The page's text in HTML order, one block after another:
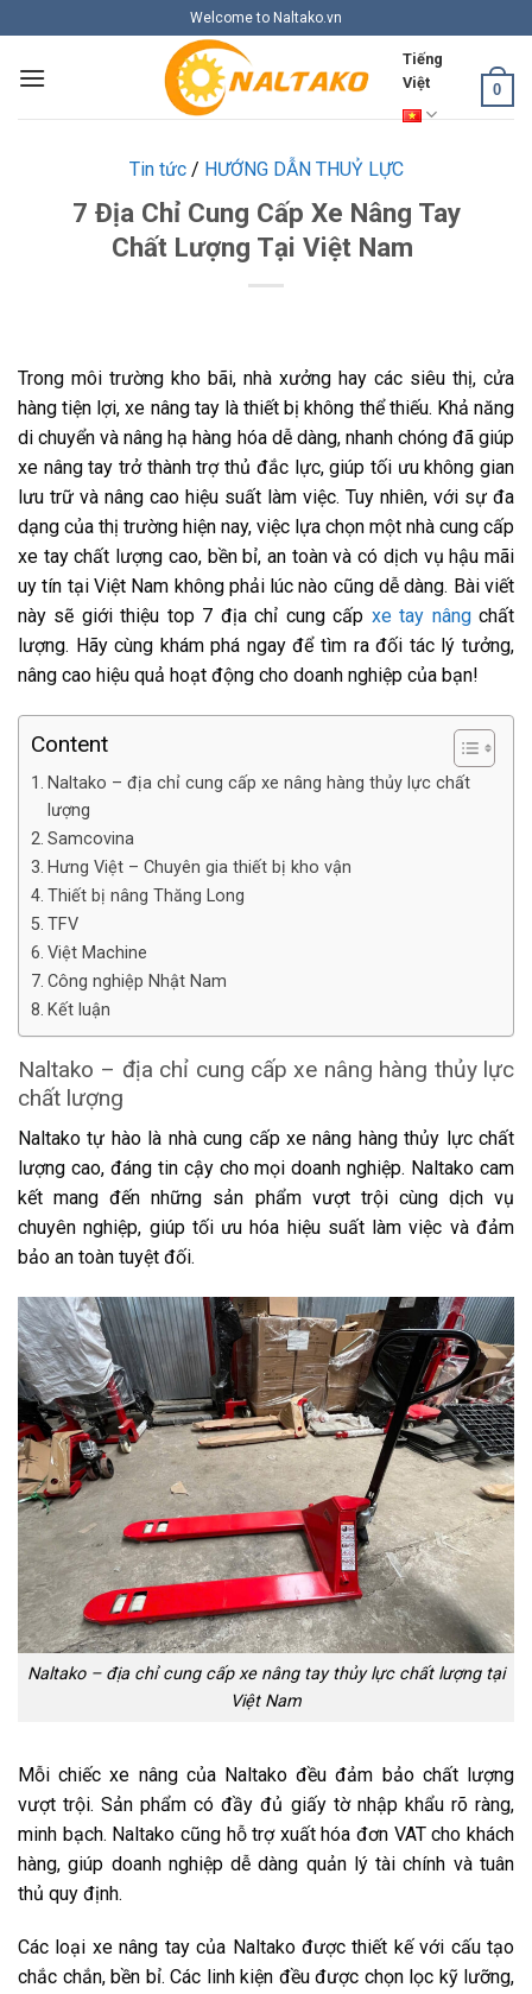
to
content
Welcome to Naltako.vn
Tiếng
Việt
0
Tin tức/ HƯỚNG DẪN THUỶ LỰC
7 Địa Chỉ Cung Cấp Xe Nâng Tay
Chất Lượng Tại Việt Nam
Trong môi trường kho bãi, nhà xưởng hay các siêu thị, cửa
hàng tiện lợi, xe nâng tay là thiết bị không thể thiếu. Khả năng
di chuyển và nâng hạ hàng hóa dễ dàng, nhanh chóng đã giúp
xe nâng tay trở thành trợ thủ đắc lực, giúp tối ưu không gian
lưu trữ và nâng cao hiệu suất làm việc. Tuy nhiên, với sự đa
dạng của thị trường hiện nay, việc lựa chọn một nhà cung cấp
xe tay chất lượng cao, bền bỉ, an toàn và có dịch vụ hậu mãi
uy tín tại Việt Nam không phải lúc nào cũng dễ dàng. Bài viết
này sẽ giới thiệu top 7 địa chỉ cung cấp xe tay nângchất
lượng. Hãy cùng khám phá ngay để tìm ra đối tác lý tưởng,
nâng cao hiệu quả hoạt động cho doanh nghiệp của bạn!
Content
Naltako – địa chỉ cung cấp xe nâng hàng thủy lực chất
lượng
Samcovina
Hưng Việt – Chuyên gia thiết bị kho vận
Thiết bị nâng Thăng Long
TFV
Việt Machine
Công nghiệp Nhật Nam
Kết luận
Naltako – địa chỉ cung cấp xe nâng hàng thủy lực
chất lượng
Naltako tự hào là nhà cung cấp xe nâng hàng thủy lực chất
lượng cao, đáng tin cậy cho mọi doanh nghiệp. Naltako cam
kết mang đến những sản phẩm vượt trội cùng dịch vụ
chuyên nghiệp, giúp tối ưu hóa hiệu suất làm việc và đảm
bảo an toàn tuyệt đối.
Naltako – địa chỉ cung cấp xe nâng tay thủy lực chất lượng tại
Việt Nam
Mỗi chiếc xe nâng của Naltako đều đảm bảo chất lượng
vượt trội. Sản phẩm có đầy đủ giấy tờ nhập khẩu rõ ràng,
minh bạch. Naltako cũng hỗ trợ xuất hóa đơn VAT cho khách
hàng, giúp doanh nghiệp dễ dàng quản lý tài chính và tuân
thủ quy định.
Các loại xe nâng tay của Naltako được thiết kế với cấu tạo
chắc chắn, bền bỉ. Các linh kiện đều được chọn lọc kỹ lưỡng,